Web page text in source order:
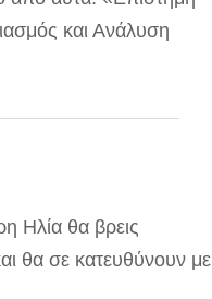
και Ανάλυση
Ηλία θα βρεις
θα σε κατευθύνουν με